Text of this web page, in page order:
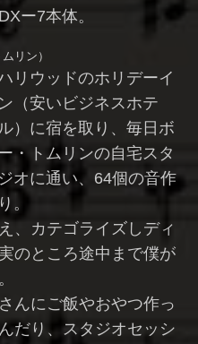
ー7本体。
リン）
リウッドのホリデーイ
ン（安いビジネスホテ
）に宿を取り、毎日ボ
・トムリンの自宅スタ
ジオに通い、64個の音作
り。
、カテゴライズしディ
のところ途中まで僕が
んにご飯やおやつ作っ
だり、スタジオセッシ